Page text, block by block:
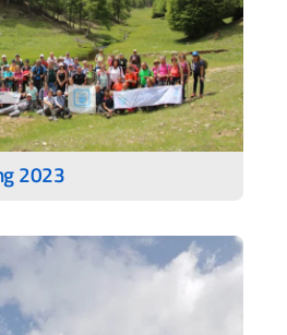
calabresi-del-cai-insieme-a-
nei-parchi%E2%80%9D
mondo-
e-la-scuola
mondo-
percorsi-urbani-catanzaro
2023